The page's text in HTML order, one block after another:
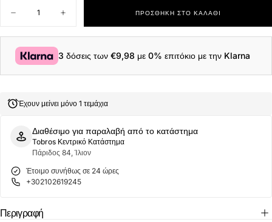
Μείωση
για
Serve
Slide
1R5
WHT/GRN
Αύξηση
ποσότητας
για
Serve
Slide
1R5
WHT/GRN
ΠΡΟΣΘΉΚΗ ΣΤΟ ΚΑΛΆΘΙ
3 δόσεις των€9,98 με 0% επιτόκιο με την Klarna
Έχουν μείνει μόνο 1 τεμάχια
Διαθέσιμο για παραλαβή από το κατάστημα
Tobros Κεντρικό Κατάστημα
Πάριδος 84, Ίλιον
Έτοιμο συνήθως σε 24 ώρες
+302102619245
Περιγραφή